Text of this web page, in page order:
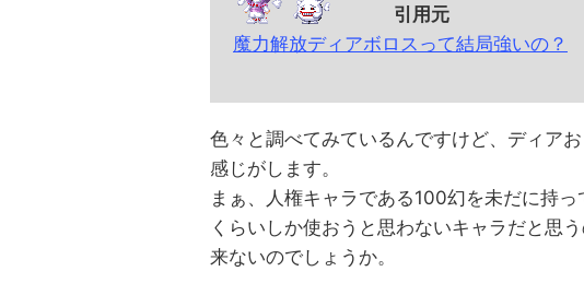
引用元
魔力解放ディアボロスって結局強いの？
色々と調べてみているんですけど、ディア
感じがします。
まぁ、人権キャラである100幻を未だに持
くらいしか使おうと思わないキャラだと思
来ないのでしょうか。